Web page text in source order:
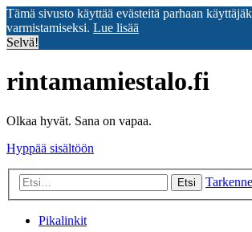
Tämä sivusto käyttää evästeitä parhaan
varmistamiseksi. Lue lisää
Selvä!
rintamamiestalo.fi
Olkaa hyvät. Sana on vapaa.
Hyppää sisältöön
Etsi
Pikalinkit